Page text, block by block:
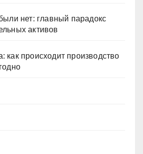
нет: главный парадокс
активов
как происходит производство